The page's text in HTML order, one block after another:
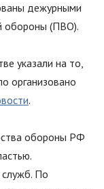
дежурными
обороны (ПВО).
указали на то,
организовано
.
обороны РФ
служб. По